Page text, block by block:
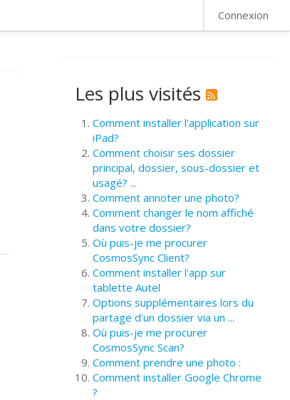
Connexion
Les plus visités
Comment installer l'application sur
iPad?
Comment choisir ses dossier
principal, dossier, sous-dossier et
usagé? ...
Comment annoter une photo?
Comment changer le nom affiché
dans votre dossier?
Où puis-je me procurer
CosmosSync Client?
Comment installer l'app sur
tablette Autel
Options supplémentaires lors du
partage d’un dossier via un ...
Où puis-je me procurer
CosmosSync Scan?
Comment prendre une photo :
Comment installer Google Chrome
?